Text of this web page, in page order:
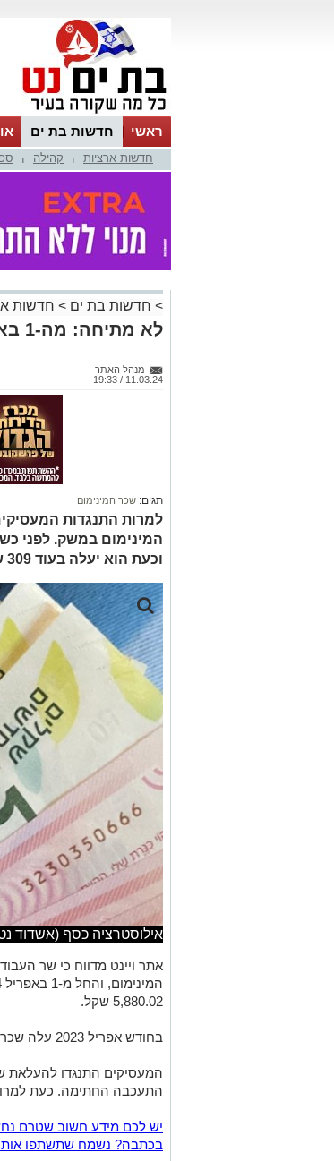
ראשי חדשות בת ים
חדשות ארציות קהילה
> חדשות בת ים > חדשות
לא מתיחה: מה-1 באפריל שכר המינימום יעלה
מנהל האתר
11.03.24 / 19:33
תגים: שכר המינימום
למרות התנגדות
וכעת הוא יעלה בעוד 309 שקלים
אילוסטרציה כסף (אשדוד
אתר ויינט מדווח כי שר
5,880.02 שקל.
בחודש אפריל 2023 עלה שכר המינימום מ-5,300 שקל ל-5,571.75 שקל.
המעסיקים התנגדו להעלאת
התעכבה החתימה. כעת
יש לכם מידע חשוב שטרם
בכתבה? נשמח שתשתפו